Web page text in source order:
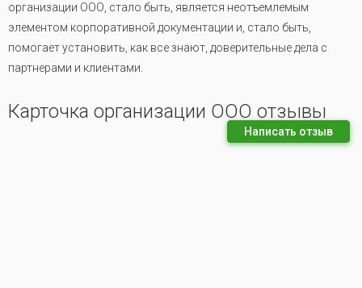
организации ООО, стало быть, является неотъемлемым
элементом корпоративной документации и, стало быть,
помогает установить, как все знают, доверительные дела с
партнерами и клиентами.
Карточка организации ООО отзывы
Написать отзыв